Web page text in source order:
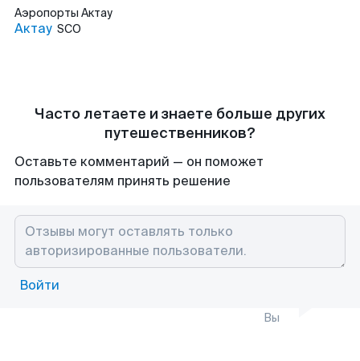
Аэропорты Актау
Актау SCO
Часто летаете и знаете больше других
путешественников?
Оставьте комментарий — он поможет
пользователям принять решение
Войти
Вы